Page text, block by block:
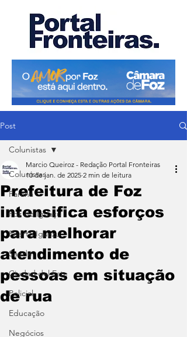
Post
Colunistas
Paraná
Foz do Iguaçu
Puerto Iguazu
Saúde
Ciudad del Este
Policial
Educação
Negócios
Colunistas
Prefeitura de Foz
intensifica esforços
para melhorar
atendimento de
pessoas em situação
de rua
Marcio Queiroz - Redação Portal Fronteiras
10 de jan. de 2025 2 min de leitura